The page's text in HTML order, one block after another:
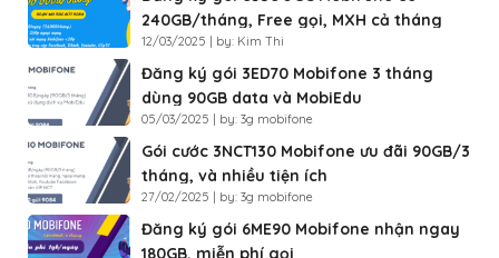
240GB/tháng, Free gọi, MXH cả tháng
12/03/2025 | by: Kim Thi
Đăng ký gói 3ED70 Mobifone 3 tháng
dùng 90GB data và MobiEdu
05/03/2025 | by: 3g mobifone
Gói cước 3NCT130 Mobifone ưu đãi 90GB/3
tháng, và nhiều tiện ích
27/02/2025 | by: 3g mobifone
Đăng ký gói 6ME90 Mobifone nhận ngay
180GB, miễn phí gọi